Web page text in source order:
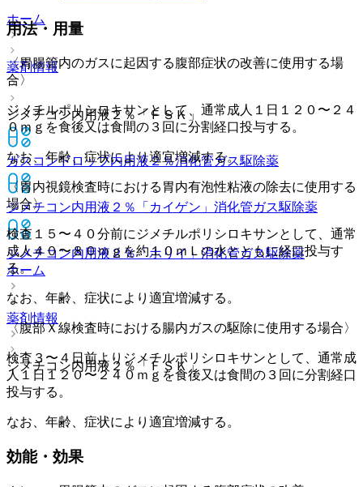
ホーム
薬剤情報
ジメチコン内用液２％「ＦＳＫ」
ガスコンドロップ内用液２％消化管ガス駆除薬
ジメチコン内用液２％「カイゲン」 消化管ガス駆除薬
ジメチコン内用液２％「ホリイ」 消化管ガス駆除薬
ホーム
薬剤情報
ジメチコン内用液２％「ＦＳＫ」
用法・用量
〈胃腸管内のガスに起因する腹部症状の改善に使用する場
合〉
ジメチルポリシロキサンとして、通常成人１日１２０〜２４
０ｍｇを食後又は食間の３回に分割経口投与する。
なお、年齢、症状により適宜増減する。
〈胃内視鏡検査時における胃内有泡性粘液の除去に使用する
場合〉
検査１５〜４０分前にジメチルポリシロキサンとして、通常
成人４０〜８０ｍｇを約１０ｍＬの水とともに経口投与す
る。
なお、年齢、症状により適宜増減する。
〈腹部Ｘ線検査時における腸内ガスの駆除に使用する場合〉
検査３〜４日前よりジメチルポリシロキサンとして、通常成
人１日１２０〜２４０ｍｇを食後又は食間の３回に分割経口
投与する。
なお、年齢、症状により適宜増減する。
効能・効果